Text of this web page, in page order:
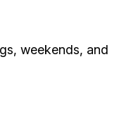
weekends, and